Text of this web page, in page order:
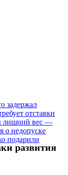
задержал
отставки
лишний вес —
о недопуске
подарили
развития